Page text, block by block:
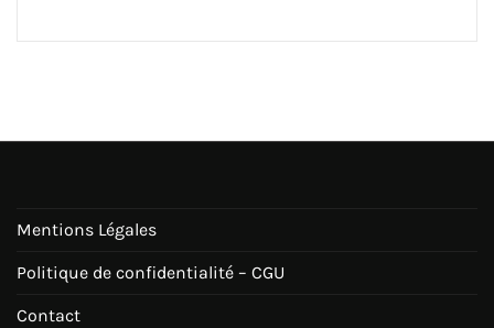
Mentions Légales
Politique de confidentialité – CGU
Contact